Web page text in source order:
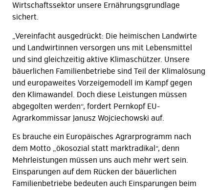
Wirtschaftssektor unsere Ernährungsgrundlage
sichert.
„Vereinfacht ausgedrückt: Die heimischen Landwirte
und Landwirtinnen versorgen uns mit Lebensmittel
und sind gleichzeitig aktive Klimaschützer. Unsere
bäuerlichen Familienbetriebe sind Teil der Klimalösung
und europaweites Vorzeigemodell im Kampf gegen
den Klimawandel. Doch diese Leistungen müssen
abgegolten werden“, fordert Pernkopf EU-
Agrarkommissar Janusz Wojciechowski auf.
Es brauche ein Europäisches Agrarprogramm nach
dem Motto „ökosozial statt marktradikal“, denn
Mehrleistungen müssen uns auch mehr wert sein.
Einsparungen auf dem Rücken der bäuerlichen
Familienbetriebe bedeuten auch Einsparungen beim